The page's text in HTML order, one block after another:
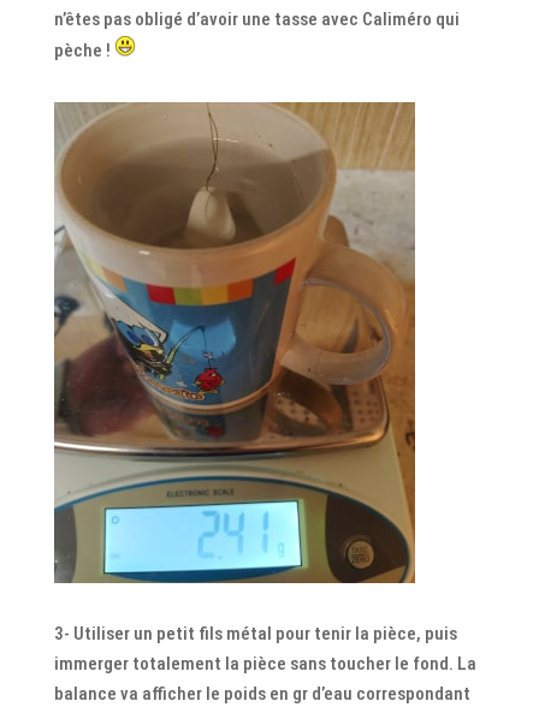
n’êtes pas obligé d’avoir une tasse avec Caliméro qui
pèche !
3- Utiliser un petit fils métal pour tenir la pièce, puis
immerger totalement la pièce sans toucher le fond. La
balance va afficher le poids en gr d’eau correspondant